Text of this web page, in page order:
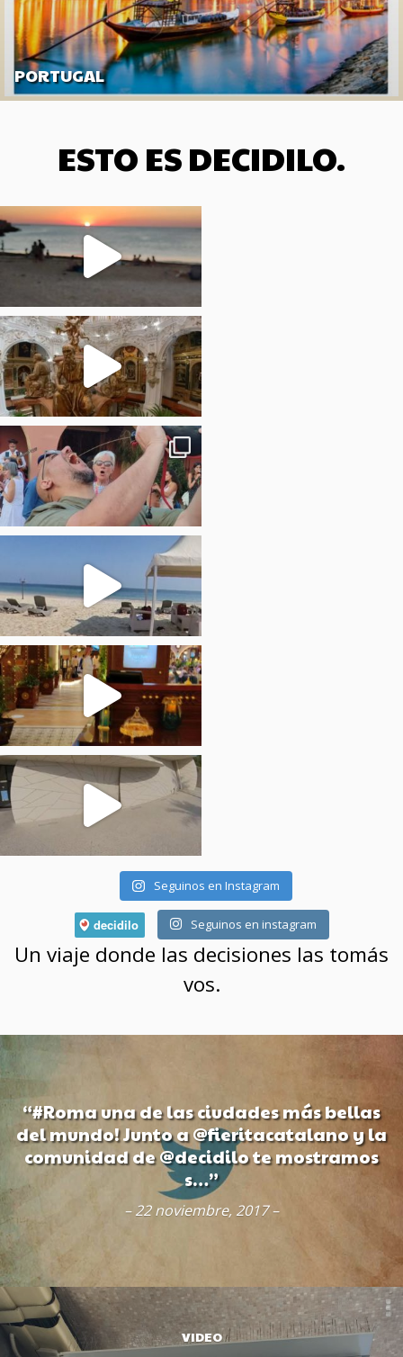
PORTUGAL
ESTO ES DECIDILO.
Seguinos en Instagram
Seguinos en instagram
Un viaje donde las decisiones las tomás
vos.
“#Roma una de las ciudades más bellas
del mundo! Junto a @fieritacatalano y la
comunidad de @decidilo te mostramos
s…”
– 22 noviembre, 2017 –
VIDEO